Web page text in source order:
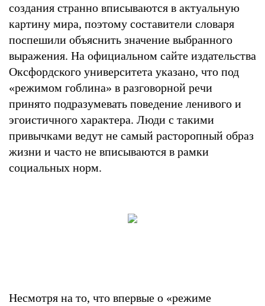
создания странно вписываются в актуальную
картину мира, поэтому составители словаря
поспешили объяснить значение выбранного
выражения. На официальном сайте издательства
Оксфордского университета указано, что под
«режимом гоблина» в разговорной речи
принято подразумевать поведение ленивого и
эгоистичного характера. Люди с такими
привычками ведут не самый расторопный образ
жизни и часто не вписываются в рамки
социальных норм.
Несмотря на то, что впервые о «режиме